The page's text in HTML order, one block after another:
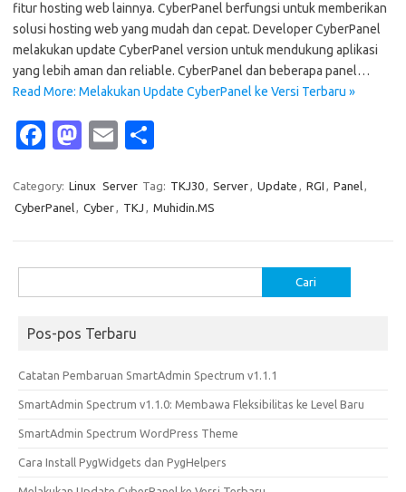
fitur hosting web lainnya. CyberPanel berfungsi untuk memberikan
solusi hosting web yang mudah dan cepat. Developer CyberPanel
melakukan update CyberPanel version untuk mendukung aplikasi
yang lebih aman dan reliable. CyberPanel dan beberapa panel…
Read More: Melakukan Update CyberPanel ke Versi Terbaru »
Fa
e
b
M
t
o
E
ail ar
e
Category: Linux Server Tag: TKJ30, Server, Update , RGI , Panel,
CyberPanel, Cyber, TKJ , Muhidin.MS
untuk:
Pos-pos Terbaru
Catatan Pembaruan SmartAdmin Spectrum v1.1.1
SmartAdmin Spectrum v1.1.0: Membawa Fleksibilitas ke Level Baru
SmartAdmin Spectrum WordPress Theme
Cara Install PygWidgets dan PygHelpers